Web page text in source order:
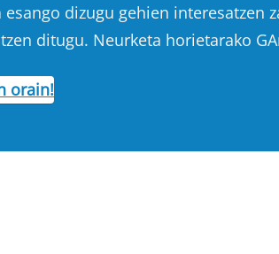
esango dizugu gehien
ditugu. Neurketa horietarako
orain!